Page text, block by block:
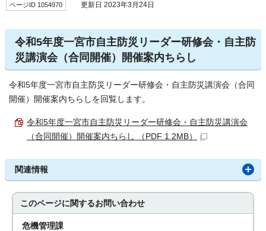
ページID 1054970 更新日 2023年3月24日
令和5年度一宮市自主防災リーダー研修会・自主防
災講演会（合同開催）開催案内ちらし
令和5年度一宮市自主防災リーダー研修会・自主防災講演会（合同
開催）開催案内ちらしを回覧します。
令和5年度一宮市自主防災リーダー研修会・自主防災講演会
（合同開催）開催案内ちらし （PDF 1.2MB）
関連情報
このページに関するお問い合わせ
危機管理課